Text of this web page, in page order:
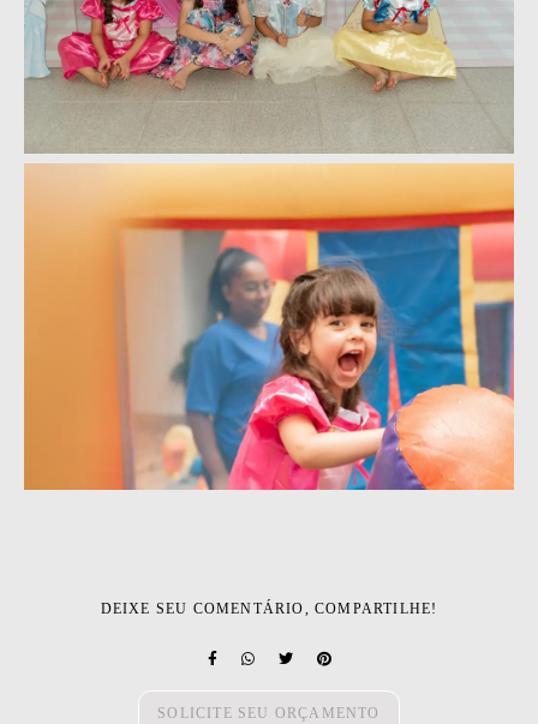
DEIXE SEU COMENTÁRIO, COMPARTILHE!
SOLICITE SEU ORÇAMENTO